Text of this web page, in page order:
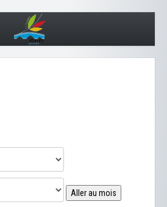
Aller au mois